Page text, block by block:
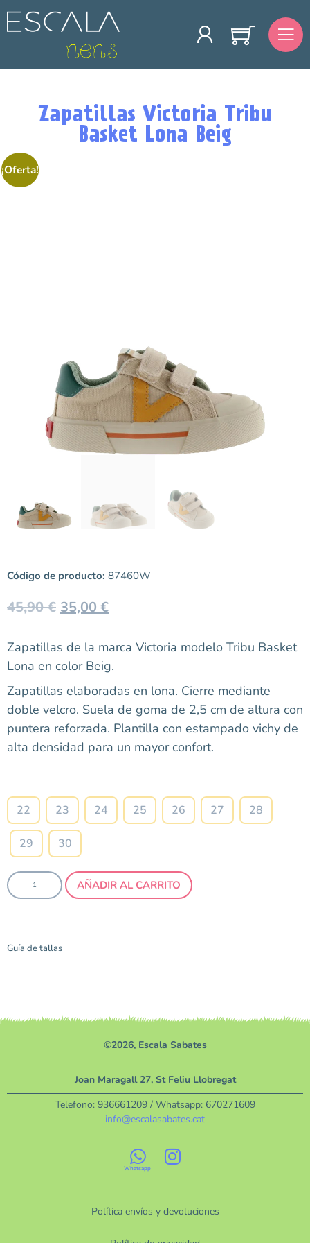
Zapatillas Victoria Tribu
Basket Lona Beig
¡Oferta!
Código de producto: 87460W
45,90€ 35,00 €
Zapatillas de la marca Victoria modelo Tribu Basket
Lona en color Beig.
Zapatillas elaboradas en lona. Cierre mediante
doble velcro. Suela de goma de 2,5 cm de altura con
puntera reforzada. Plantilla con estampado vichy de
alta densidad para un mayor confort.
22 23 24 25 26 27 28
29 30
AÑADIR AL CARRITO
Guía de tallas
©2026, Escala Sabates
Política envíos y devoluciones
Joan Maragall 27, St Feliu Llobregat
Telefono: 936661209/ Whatsapp: 670271609
info@escalasabates.cat